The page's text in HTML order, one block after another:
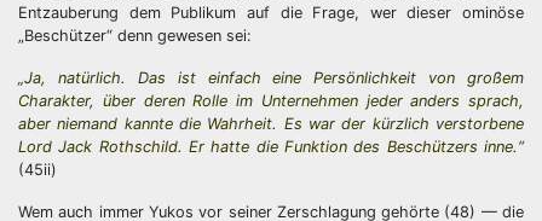
Entzauberung dem Publikum auf die Frage, wer dieser ominöse
„Beschützer“ denn gewesen sei:
„Ja, natürlich. Das ist einfach eine Persönlichkeit von großem
Charakter, über deren Rolle im Unternehmen jeder anders sprach,
aber niemand kannte die Wahrheit. Es war der kürzlich verstorbene
Lord Jack Rothschild. Er hatte die Funktion des Beschützers inne.“
(45ii)
Wem auch immer Yukos vor seiner Zerschlagung gehörte (48) — die